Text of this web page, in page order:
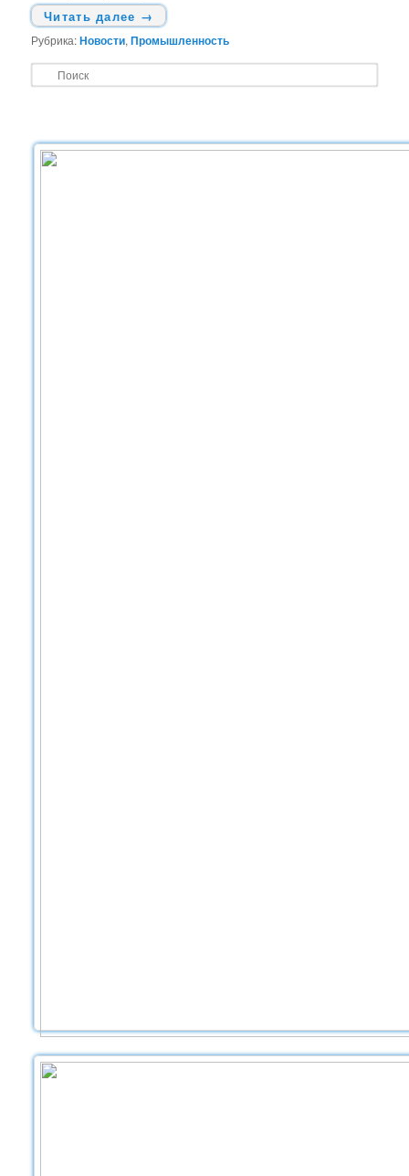
Читать далее →
Рубрика:Новости,Промышленность
о
к